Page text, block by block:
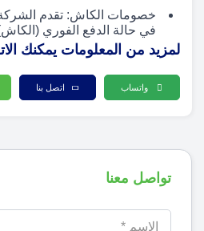
خصومات الكاش: تقدم
في حالة الدفع الفوري
لمزيد من المعلومات يمكنك
واتساب اتصل بنا
تواصل معنا